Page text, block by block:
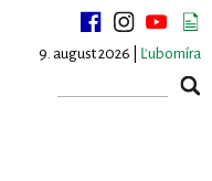
9. august 2026 | Ľubomíra